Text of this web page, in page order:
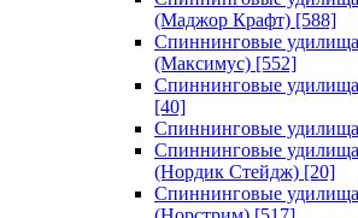
(Маджор Крафт) [588]
Спиннинговые
(Максимус) [552]
Спиннинговые
[40]
Спиннинговые
Спиннинговые
(Нордик Стейдж) [20]
Спиннинговые